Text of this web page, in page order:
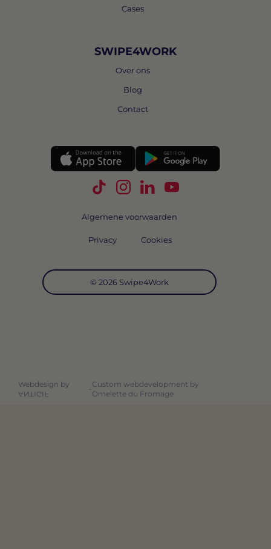
Cases
SWIPE4WORK
Over ons
Blog
Contact
Volg Swipe4Work op TikTok
Volg Swipe4Work op
Volg Swipe4Work op
Volg Swipe4Work
© 2026 Swipe4Work
Algemene voorwaarden
Privacy Cookies
Webdesign by
ANTIGIF
-
Custom webdevelopment by
Omelette du Fromage